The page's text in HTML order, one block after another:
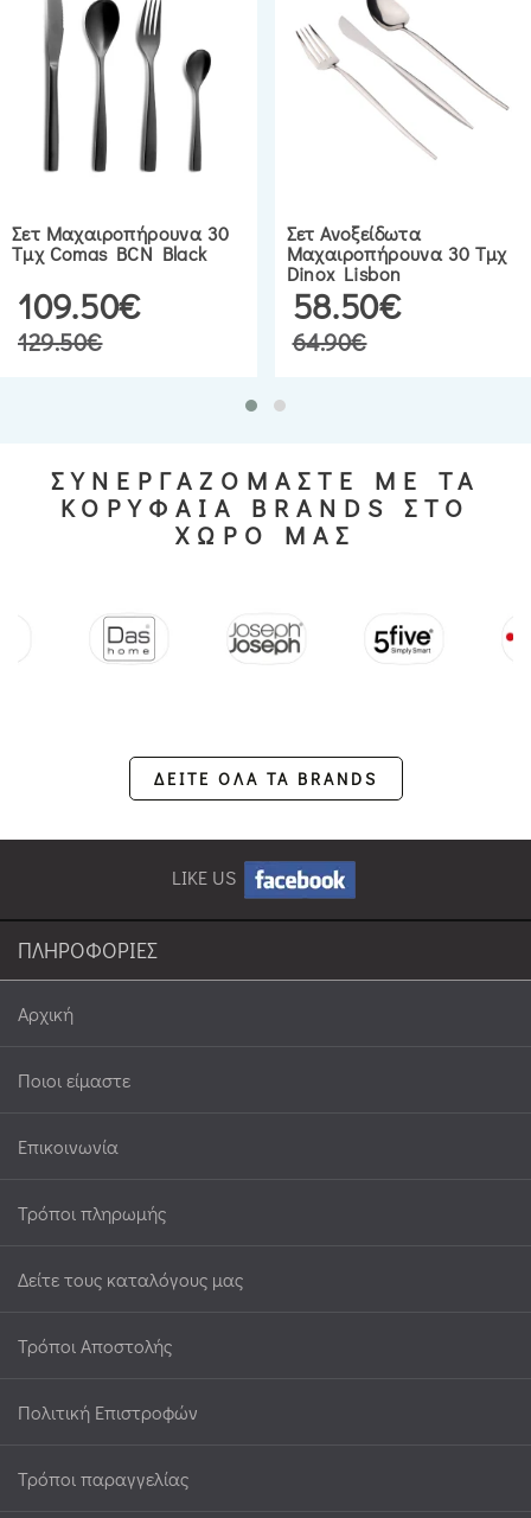
Σετ Μαχαιροπήρουνα 30
Τμχ Comas BCN Black
109.50€
129.50€
Σετ Ανοξείδωτα
Μαχαιροπήρουνα 30 Τμχ
Dinox Lisbon
58.50€
64.90€
ΣΥΝΕΡΓΑΖΟΜΑΣΤΕ ΜΕ ΤΑ
ΚΟΡΥΦΑΙΑ BRANDS ΣΤΟ
ΧΩΡΟ ΜΑΣ
ΔΕΙΤΕ ΟΛΑ ΤΑ BRANDS
LIKE US
ΠΛΗΡΟΦΟΡΙΕΣ
Αρχική
Ποιοι είμαστε
Επικοινωνία
Τρόποι πληρωμής
Δείτε τους καταλόγους μας
Τρόποι Αποστολής
Πολιτική Επιστροφών
Τρόποι παραγγελίας